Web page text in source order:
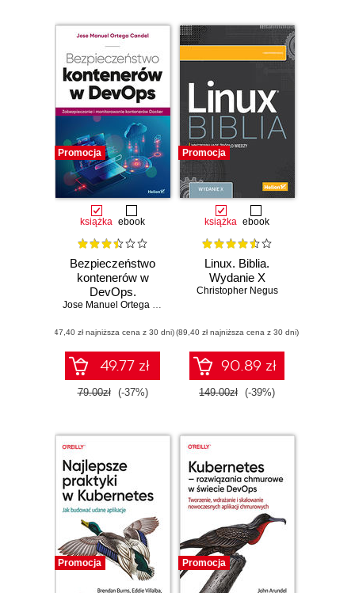
Promocja
książka ebook
Bezpieczeństwo
kontenerów w
DevOps.
Zabezpieczanie i
kontenerów
Docker
Jose Manuel Ortega Candel
(47,40 zł najniższa cena z 30 dni)
49.77 zł
79.00zł (-37%)
Promocja
książka ebook
Linux. Biblia.
Wydanie X
Christopher Negus
(89,40 zł najniższa cena z 30 dni)
90.89 zł
149.00zł (-39%)
Promocja Promocja